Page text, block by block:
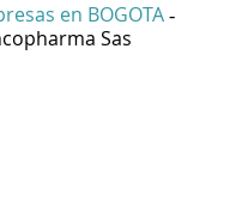
en BOGOTA -
Sas